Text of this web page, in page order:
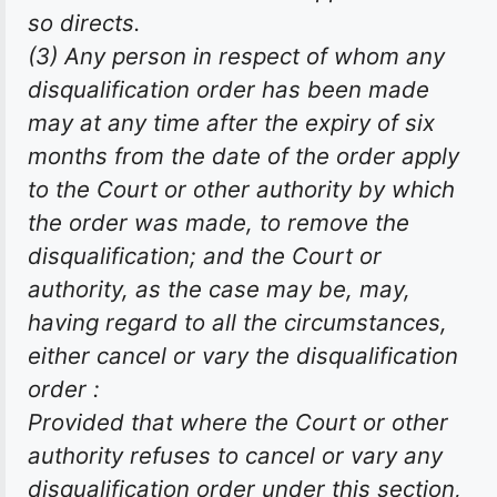
so directs.
(3) Any person in respect of whom any
disqualification order has been made
may at any time after the expiry of six
months from the date of the order apply
to the Court or other authority by which
the order was made, to remove the
disqualification; and the Court or
authority, as the case may be, may,
having regard to all the circumstances,
either cancel or vary the disqualification
order :
Provided that where the Court or other
authority refuses to cancel or vary any
disqualification order under this section,